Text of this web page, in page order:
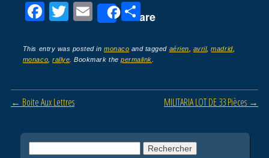
F
c
e
b
o
o
k
T
tt
er
E
ail
Share
P
ta
g
er
This entry was posted inmonaco and tagged aérien avril,madrid,
monaco ,rallye . Bookmark thepermalink
Post navigation
← Boite Aux Lettres MILITARIA LOT DE 33 Pièces →